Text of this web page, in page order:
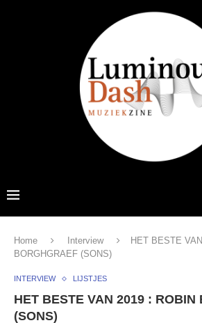
Home Interview
HET BESTE
BORGHGRAEF (SONS)
INTERVIEW LIJSTJES
HET BESTE VAN 2019 : ROBIN
(SONS)